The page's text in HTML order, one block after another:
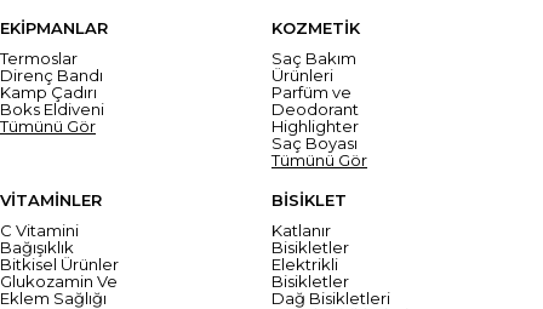
EKİPMANLAR
Termoslar
Direnç Bandı
Kamp Çadırı
Boks Eldiveni
Tümünü Gör
KOZMETİK
Saç Bakım
Ürünleri
Parfüm ve
Deodorant
Highlighter
Saç Boyası
Tümünü Gör
VİTAMİNLER
C Vitamini
Bağışıklık
Bitkisel Ürünler
Glukozamin Ve
Eklem Sağlığı
BİSİKLET
Katlanır
Bisikletler
Elektrikli
Bisikletler
Dağ Bisikletleri